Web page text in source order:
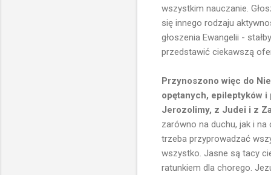
wszystkim nauczanie.
się innego rodzaju
głoszenia Ewangelii -
przedstawić ciekawszą
Przynoszono więc do
opętanych, epileptyków i
Jerozolimy, z Judei i z
zarówno na duchu, jak i
trzeba przyprowadzać
wszystko. Jasne są tacy
ratunkiem dla chorego.